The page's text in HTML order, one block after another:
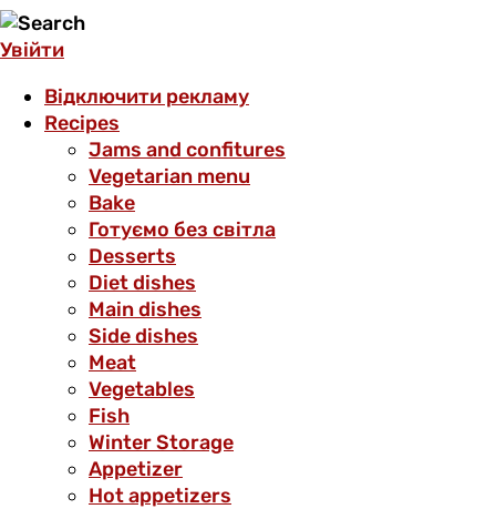
Увійти
Відключити рекламу
Recipes
Jams and confitures
Vegetarian menu
Bake
Готуємо без світла
Desserts
Diet dishes
Main dishes
Side dishes
Meat
Vegetables
Fish
Winter Storage
Аppetizer
Hot appetizers